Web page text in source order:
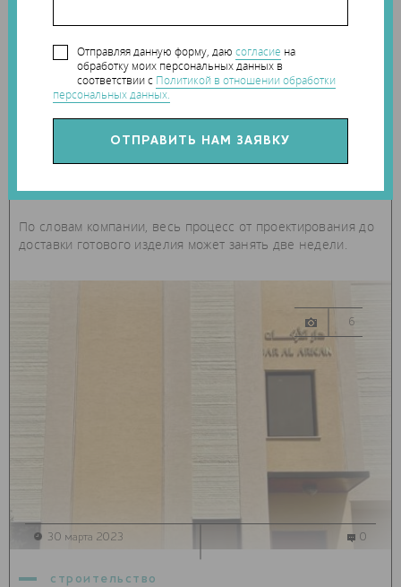
Отправляя данную форму, даюсогласие на
обработку моих персональных данных в
соответствии с Политикой в отношении обработки
персональных данных.
строительство
SAINT-GOBAIN WEBER ПРЕДСТАВИЛА
КАЛЬКУЛЯТОР ДЛЯ РАСЧЕТА 3D-ПЕЧАТНЫХ
По словам компании, весь процесс от проектирования до
доставки готового изделия может занять две недели.
19 апреля 2023
6
строительство
30 марта 2023 0